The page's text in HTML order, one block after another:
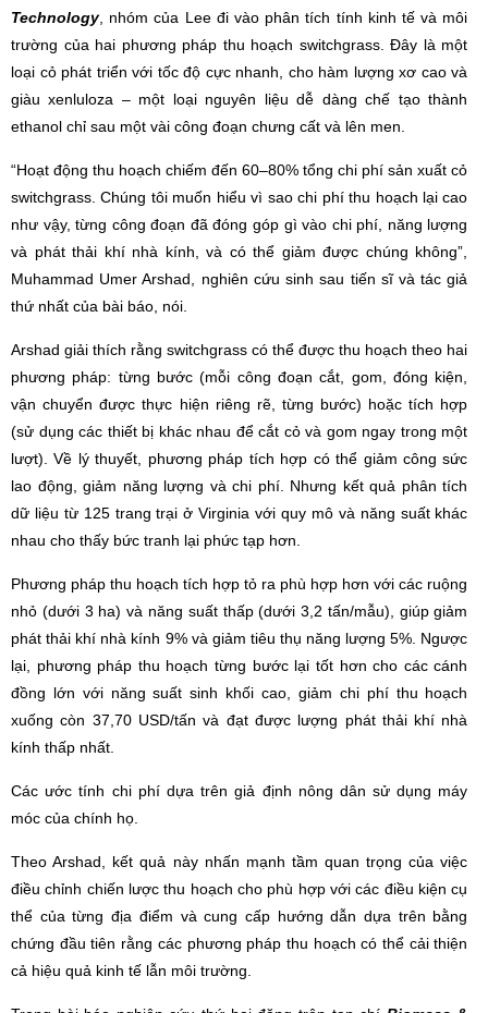
Technology, nhóm của Lee đi vào phân tích tính kinh tế và môi
trường của hai phương pháp thu hoạch switchgrass. Đây là một
loại cỏ phát triển với tốc độ cực nhanh, cho hàm lượng xơ cao và
giàu xenluloza – một loại nguyên liệu dễ dàng chế tạo thành
ethanol chỉ sau một vài công đoạn chưng cất và lên men.
“Hoạt động thu hoạch chiếm đến 60–80% tổng chi phí sản xuất cỏ
switchgrass. Chúng tôi muốn hiểu vì sao chi phí thu hoạch lại cao
như vậy, từng công đoạn đã đóng góp gì vào chi phí, năng lượng
và phát thải khí nhà kính, và có thể giảm được chúng không”,
Muhammad Umer Arshad, nghiên cứu sinh sau tiến sĩ và tác giả
thứ nhất của bài báo, nói.
Arshad giải thích rằng switchgrass có thể được thu hoạch theo hai
phương pháp: từng bước (mỗi công đoạn cắt, gom, đóng kiện,
vận chuyển được thực hiện riêng rẽ, từng bước) hoặc tích hợp
(sử dụng các thiết bị khác nhau để cắt cỏ và gom ngay trong một
lượt). Về lý thuyết, phương pháp tích hợp có thể giảm công sức
lao động, giảm năng lượng và chi phí. Nhưng kết quả phân tích
dữ liệu từ 125 trang trại ở Virginia với quy mô và năng suất khác
nhau cho thấy bức tranh lại phức tạp hơn.
Phương pháp thu hoạch tích hợp tỏ ra phù hợp hơn với các ruộng
nhỏ (dưới 3 ha) và năng suất thấp (dưới 3,2 tấn/mẫu), giúp giảm
phát thải khí nhà kính 9% và giảm tiêu thụ năng lượng 5%. Ngược
lại, phương pháp thu hoạch từng bước lại tốt hơn cho các cánh
đồng lớn với năng suất sinh khối cao, giảm chi phí thu hoạch
xuống còn 37,70 USD/tấn và đạt được lượng phát thải khí nhà
kính thấp nhất.
Các ước tính chi phí dựa trên giả định nông dân sử dụng máy
móc của chính họ.
Theo Arshad, kết quả này nhấn mạnh tầm quan trọng của việc
điều chỉnh chiến lược thu hoạch cho phù hợp với các điều kiện cụ
thể của từng địa điểm và cung cấp hướng dẫn dựa trên bằng
chứng đầu tiên rằng các phương pháp thu hoạch có thể cải thiện
cả hiệu quả kinh tế lẫn môi trường.